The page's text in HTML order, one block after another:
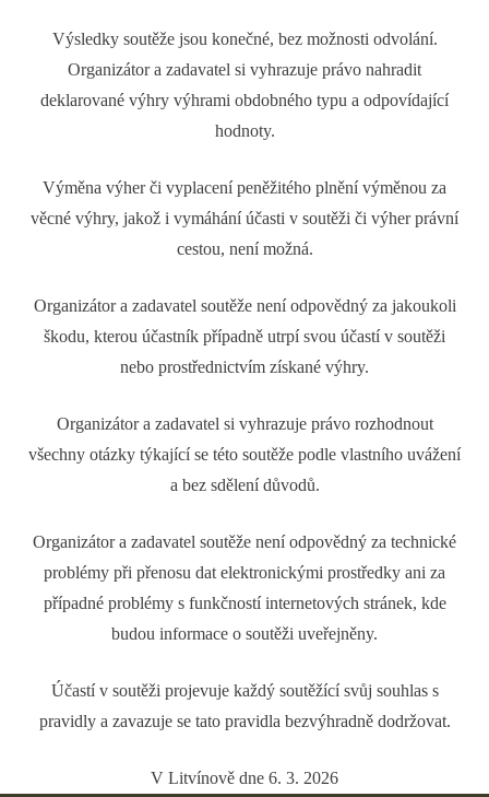
Výsledky soutěže jsou konečné, bez možnosti odvolání.
Organizátor a zadavatel si vyhrazuje právo nahradit
deklarované výhry výhrami obdobného typu a odpovídající
hodnoty.
Výměna výher či vyplacení peněžitého plnění výměnou za
věcné výhry, jakož i vymáhání účasti v soutěži či výher právní
cestou, není možná.
Organizátor a zadavatel soutěže není odpovědný za jakoukoli
škodu, kterou účastník případně utrpí svou účastí v soutěži
nebo prostřednictvím získané výhry.
Organizátor a zadavatel si vyhrazuje právo rozhodnout
všechny otázky týkající se této soutěže podle vlastního uvážení
a bez sdělení důvodů.
Organizátor a zadavatel soutěže není odpovědný za technické
problémy při přenosu dat elektronickými prostředky ani za
případné problémy s funkčností internetových stránek, kde
budou informace o soutěži uveřejněny.
Účastí v soutěži projevuje každý soutěžící svůj souhlas s
pravidly a zavazuje se tato pravidla bezvýhradně dodržovat.
V Litvínově dne 6. 3. 2026